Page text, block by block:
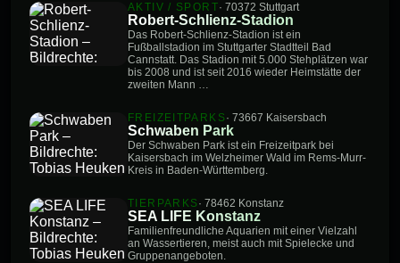
AKTIV / SPORT· 70372 Stuttgart
Robert-Schlienz-Stadion
Das Robert-Schlienz-Stadion ist ein
Fußballstadion im Stuttgarter Stadtteil Bad
Cannstatt. Das Stadion mit 5.000 Stehplätzen war
bis 2008 und ist seit 2016 wieder Heimstätte der
zweiten Mann …
FREIZEITPARKS· 73667 Kaisersbach
Schwaben Park
Der Schwaben Park ist ein Freizeitpark bei
Kaisersbach im Welzheimer Wald im Rems-Murr-
Kreis in Baden-Württemberg.
TIERPARKS· 78462 Konstanz
SEA LIFE Konstanz
Familienfreundliche Aquarien mit einer Vielzahl
an Wassertieren, meist auch mit Spielecke und
Gruppenangeboten.